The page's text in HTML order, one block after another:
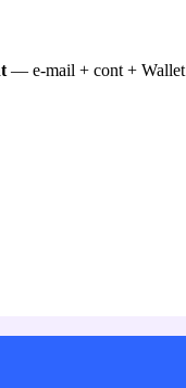
— e-mail + cont + Wallet